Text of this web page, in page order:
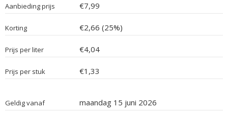
Aanbieding prijs €7,99
Korting €2,66 (25%)
Prijs per liter €4,04
Prijs per stuk €1,33
Geldig vanaf maandag 15 juni 2026